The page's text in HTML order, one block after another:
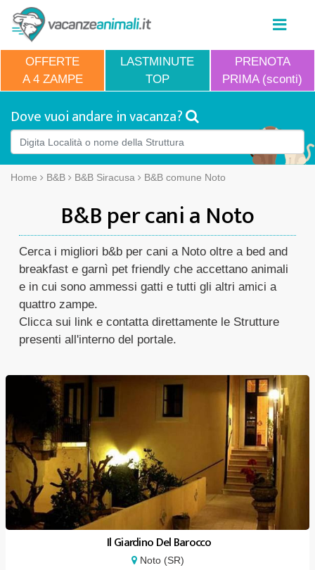
OFFERTE
A 4 ZAMPE
LASTMINUTE
TOP
PRENOTA
PRIMA (sconti)
Dove vuoi andare in vacanza?
Home B&B B&B Siracusa B&B comune Noto
B&B per cani a Noto
Cerca i migliori b&b per cani a Noto oltre a bed and
breakfast e garnì pet friendly che accettano animali
e in cui sono ammessi gatti e tutti gli altri amici a
quattro zampe.
Clicca sui link e contatta direttamente le Strutture
presenti all'interno del portale.
Il Giardino Del Barocco
Noto (SR)